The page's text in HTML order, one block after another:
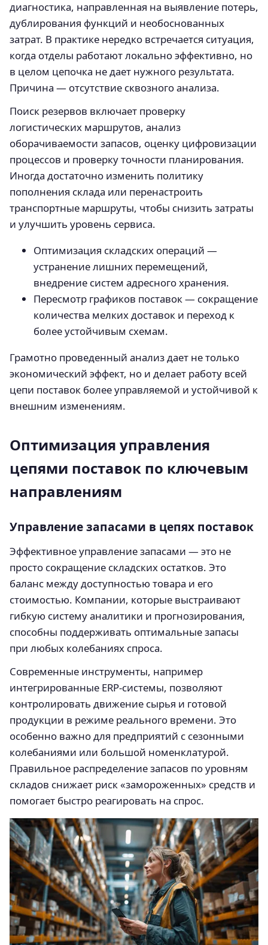
диагностика, направленная на выявление потерь,
дублирования функций и необоснованных
затрат. В практике нередко встречается ситуация,
когда отделы работают локально эффективно, но
в целом цепочка не дает нужного результата.
Причина — отсутствие сквозного анализа.
Поиск резервов включает проверку
логистических маршрутов, анализ
оборачиваемости запасов, оценку цифровизации
процессов и проверку точности планирования.
Иногда достаточно изменить политику
пополнения склада или перенастроить
транспортные маршруты, чтобы снизить затраты
и улучшить уровень сервиса.
Оптимизация складских операций —
устранение лишних перемещений,
внедрение систем адресного хранения.
Пересмотр графиков поставок — сокращение
количества мелких доставок и переход к
более устойчивым схемам.
Грамотно проведенный анализ дает не только
экономический эффект, но и делает работу всей
цепи поставок более управляемой и устойчивой к
внешним изменениям.
Оптимизация управления
цепями поставок по ключевым
направлениям
Управление запасами в цепях поставок
Эффективное управление запасами — это не
просто сокращение складских остатков. Это
баланс между доступностью товара и его
стоимостью. Компании, которые выстраивают
гибкую систему аналитики и прогнозирования,
способны поддерживать оптимальные запасы
при любых колебаниях спроса.
Современные инструменты, например
интегрированные ERP-системы, позволяют
контролировать движение сырья и готовой
продукции в режиме реального времени. Это
особенно важно для предприятий с сезонными
колебаниями или большой номенклатурой.
Правильное распределение запасов по уровням
складов снижает риск «замороженных» средств и
помогает быстро реагировать на спрос.